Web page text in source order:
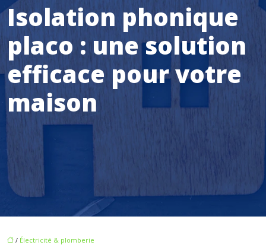
Isolation phonique
placo : une solution
efficace pour votre
maison
/ Électricité & plomberie